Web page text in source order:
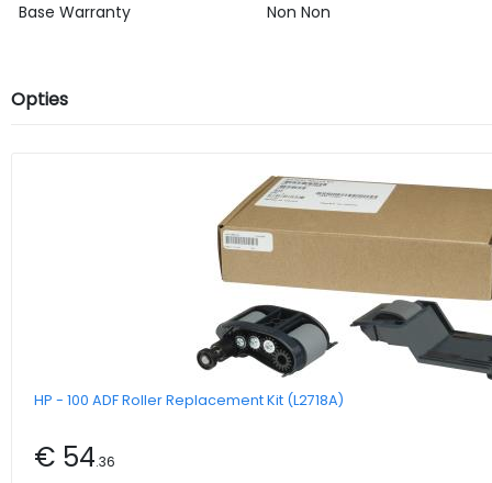
Base Warranty
Non Non
Opties
HP - 100 ADF Roller Replacement Kit (L2718A)
€ 54.36